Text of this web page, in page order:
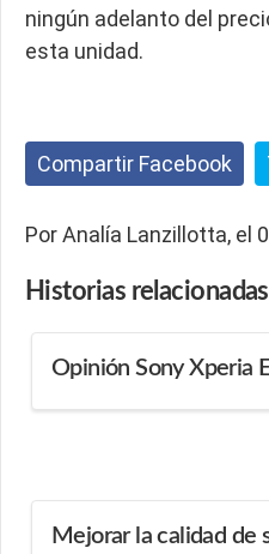
ningún adelanto del
esta unidad.
Compartir Facebook
Por Analía Lanzillotta, el
Historias relacionadas
Opinión Sony Xperia
Mejorar la calidad de